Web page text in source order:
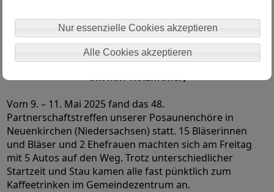
Nur essenzielle Cookies akzeptieren
Alle Cookies akzeptieren
"Wo 30 Bläser gemeinsam musizieren, da kann Gott
nicht fern sein!" (aus der Predigt von Frau Pastorin
Uhrhan-Holzmüller)
Vom 9. – 11. Mai 2025 fand das 48.
Partnerschaftstreffen unserer Posaunenchöre in
Neuenkirchen (Niedersachsen) statt. 15 Bläserinnen
und Bläser und 2 Ehefrauen machten sich am Freitag
mit 5 Autos auf den Weg. Trotz unterschiedlicher
Startzeit und Stau kamen alle fast pünktlich zum
Kaffeetrinken im Gemeindezentrum an.